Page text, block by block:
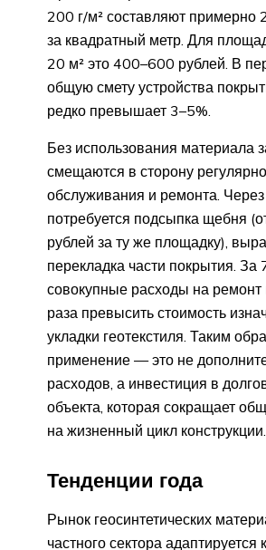
200 г/м² составляют примерно
за квадратный метр. Для
20 м² это 400–600 рублей. В
общую смету устройства
редко превышает 3–5%.
Без использования материала
смещаются в сторону
обслуживания и ремонта.
потребуется подсыпка щебня
рублей за ту же площадку),
перекладка части покрытия. За
совокупные расходы на ремонт
раза превысить стоимость
укладки геотекстиля. Таким
применение — это не
расходов, а инвестиция в
объекта, которая сокращает
на жизненный цикл конструкции.
Тенденции года
Рынок геосинтетических
частного сектора адаптируется